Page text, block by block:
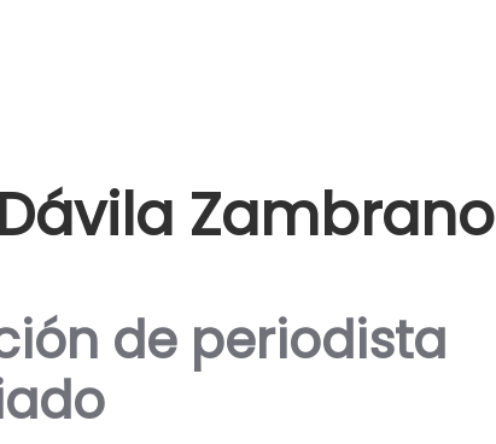
Zambrano
de periodista